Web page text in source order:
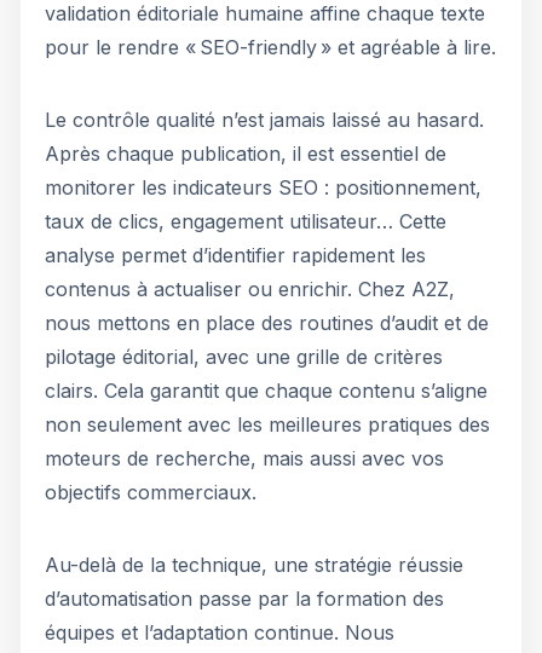
validation éditoriale humaine affine chaque texte
pour le rendre « SEO-friendly » et agréable à lire.
Le contrôle qualité n’est jamais laissé au hasard.
Après chaque publication, il est essentiel de
monitorer les indicateurs SEO : positionnement,
taux de clics, engagement utilisateur… Cette
analyse permet d’identifier rapidement les
contenus à actualiser ou enrichir. Chez A2Z,
nous mettons en place des routines d’audit et de
pilotage éditorial, avec une grille de critères
clairs. Cela garantit que chaque contenu s’aligne
non seulement avec les meilleures pratiques des
moteurs de recherche, mais aussi avec vos
objectifs commerciaux.
Au-delà de la technique, une stratégie réussie
d’automatisation passe par la formation des
équipes et l’adaptation continue. Nous